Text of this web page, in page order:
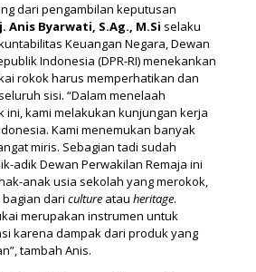
dari pengambilan keputusan
Anis Byarwati, S.Ag., M.Si selaku
Keuangan Negara, Dewan
Indonesia (DPR-RI) menekankan
rokok harus memperhatikan dan
sisi. “Dalam menelaah
ini, kami melakukan kunjungan kerja
Kami menemukan banyak
miris. Sebagian tadi sudah
adik Dewan Perwakilan Remaja ini
anak usia sekolah yang merokok,
bagian dariculture atauheritage.
merupakan instrumen untuk
karena dampak dari produk yang
tambah Anis.